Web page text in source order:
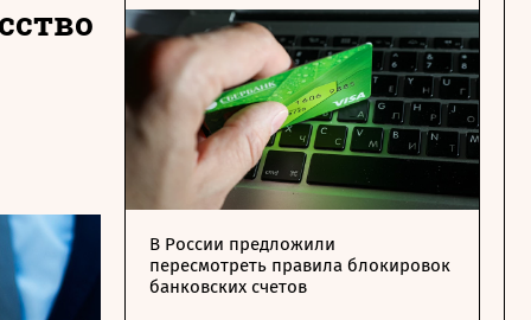
В России предложили
пересмотреть правила блокировок
банковских счетов